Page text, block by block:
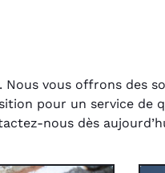
vous offrons des
pour un service de
nous dès